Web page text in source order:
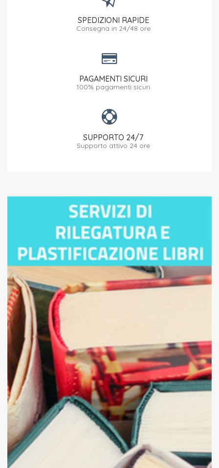
SPEDIZIONI RAPIDE
Consegna in 24/48 ore
PAGAMENTI SICURI
100% pagamenti sicuri
SUPPORTO 24/7
Supporto attivo 24 ore